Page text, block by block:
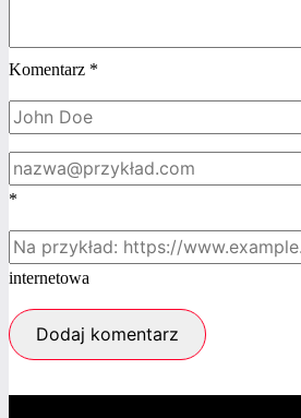
Komentarz *
*
internetowa